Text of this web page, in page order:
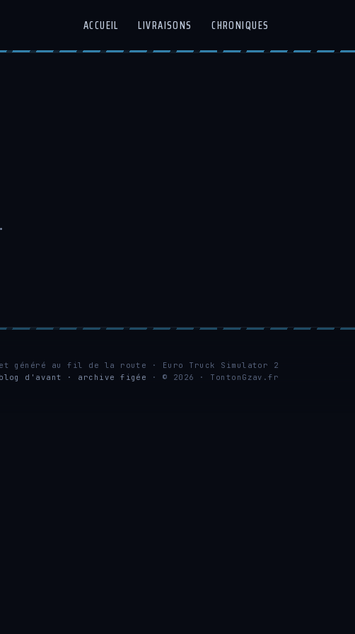
ACCUEIL LIVRAISONS CHRONIQUES
généré au fil de la route · Euro Truck Simulator 2
d'avant · archive figée
· © 2026 · TontonGzav.fr